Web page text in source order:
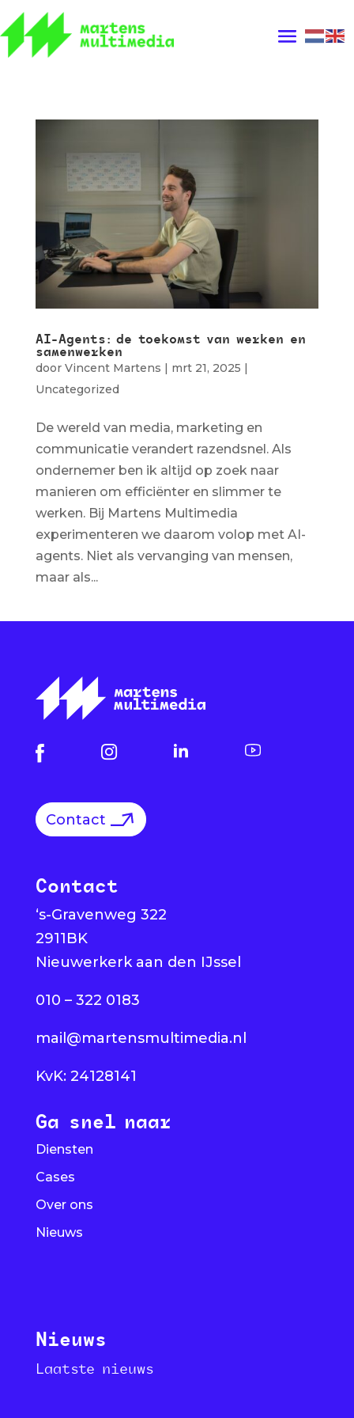
AI-Agents: de toekomst van werken en
samenwerken
door Vincent Martens | mrt 21, 2025 |
Uncategorized
De wereld van media, marketing en
communicatie verandert razendsnel. Als
ondernemer ben ik altijd op zoek naar
manieren om efficiënter en slimmer te
werken. Bij Martens Multimedia
experimenteren we daarom volop met AI-
agents. Niet als vervanging van mensen,
maar als...
Contact
Contact
‘s-Gravenweg 322
2911BK
Nieuwerkerk aan den IJssel
010 – 322 0183
mail@martensmultimedia.nl
KvK: 24128141
Ga snel naar
Diensten
Cases
Over ons
Nieuws
Nieuws
Laatste nieuws